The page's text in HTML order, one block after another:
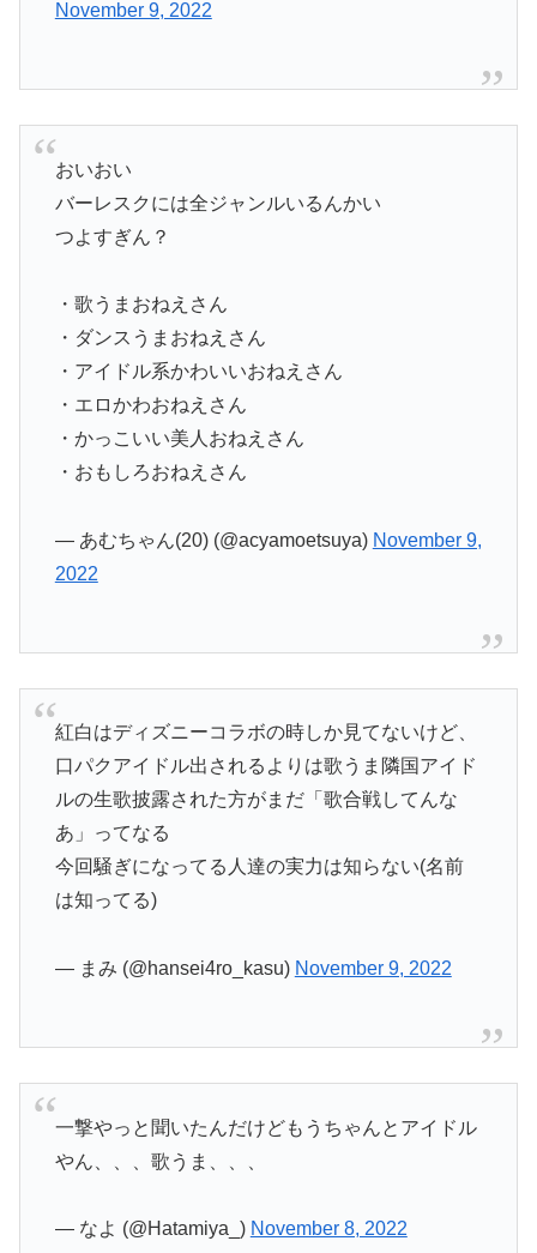
November 9, 2022
おいおい
バーレスクには全ジャンルいるんかい
つよすぎん？
・歌うまおねえさん
・ダンスうまおねえさん
・アイドル系かわいいおねえさん
・エロかわおねえさん
・かっこいい美人おねえさん
・おもしろおねえさん
— あむちゃん(20) (@acyamoetsuya) November 9,
2022
紅白はディズニーコラボの時しか見てないけど、
口パクアイドル出されるよりは歌うま隣国アイド
ルの生歌披露された方がまだ「歌合戦してんな
あ」ってなる
今回騒ぎになってる人達の実力は知らない(名前
は知ってる)
— まみ (@hansei4ro_kasu) November 9, 2022
一撃やっと聞いたんだけどもうちゃんとアイドル
やん、、、歌うま、、、
— なよ (@Hatamiya_) November 8, 2022